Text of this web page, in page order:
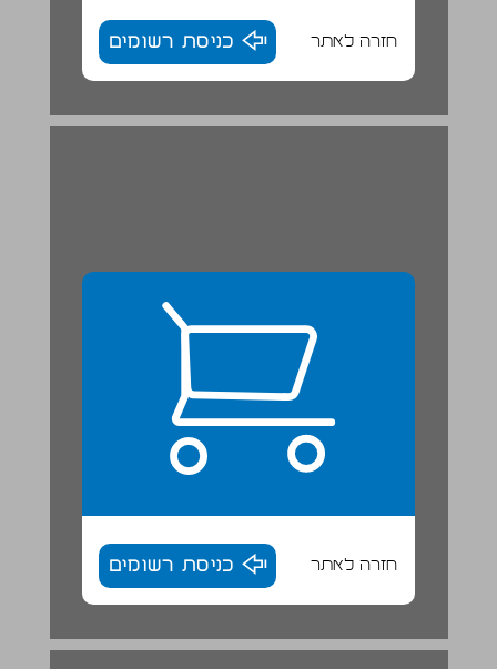
חזרה לאתר כניסת רשומים
חזרה לאתר כניסת רשומים